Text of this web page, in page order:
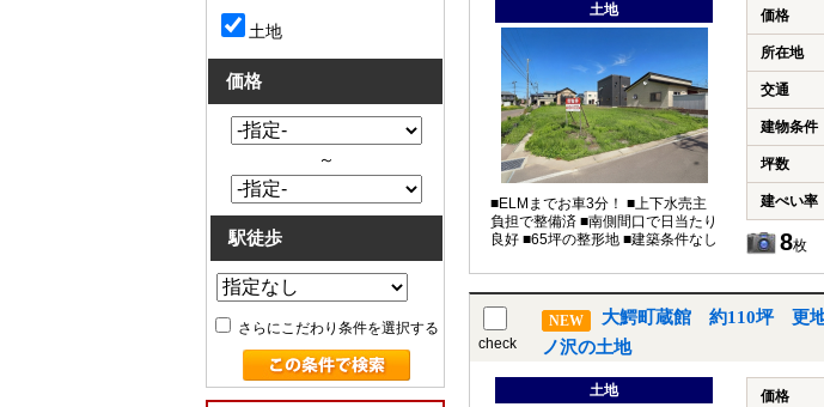
土地
■ELMまでお車3分！ ■上下水売主
負担で整備済 ■南側間口で日当たり
良好 ■65坪の整形地 ■建築条件なし
価格
所在地
交通
建物条件
坪数
建ぺい率
8枚
check
NEW
大鰐町蔵館 約110坪 更地
ノ沢の土地
土地 価格
土地
価格
～
駅徒歩
さらにこだわり条件を選択する